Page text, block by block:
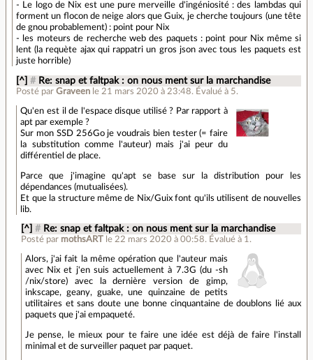
- Le logo de Nix est une pure merveille d'ingéniosité : des lambdas qui
forment un flocon de neige alors que Guix, je cherche toujours (une tête
de gnou probablement) : point pour Nix
- les moteurs de recherche web des paquets : point pour Nix même si
lent (la requète ajax qui rappatri un gros json avec tous les paquets est
juste horrible)
[^] # Re: snap et faltpak : on nous ment sur la marchandise
Posté parGraveen le 21 mars 2020 à 23:48. Évalué à 5.
Qu'en est il de l'espace disque utilisé ? Par rapport à
apt par exemple ?
Sur mon SSD 256Go je voudrais bien tester (= faire
la substitution comme l'auteur) mais j'ai peur du
différentiel de place.
Parce que j'imagine qu'apt se base sur la distribution pour les
dépendances (mutualisées).
Et que la structure même de Nix/Guix font qu'ils utilisent de nouvelles
lib.
[^] # Re: snap et faltpak : on nous ment sur la marchandise
Posté par mothsART le 22 mars 2020 à 00:58. Évalué à 1 .
Alors, j'ai fait la même opération que l'auteur mais
avec Nix et j'en suis actuellement à 7.3G (du -sh
/nix/store) avec la dernière version de gimp,
inkscape, geany, guake, une quinzaine de petits
utilitaires et sans doute une bonne cinquantaine de doublons lié aux
paquets que j'ai empaqueté.
Je pense, le mieux pour te faire une idée est déjà de faire l'install
minimal et de surveiller paquet par paquet.